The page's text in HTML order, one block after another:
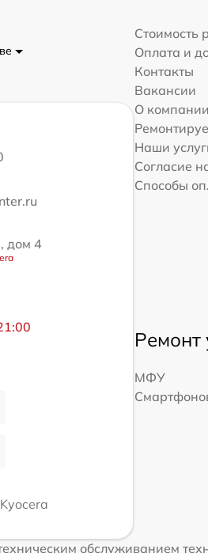
дом 4
Стоимость
Оплата и
Контакты
Вакансии
О компании
Наши
Согласие
Способы
Ремонт
МФУ
обслуживанием